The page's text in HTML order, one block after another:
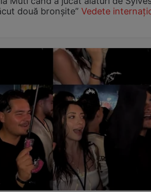
două bronșite” Vedete